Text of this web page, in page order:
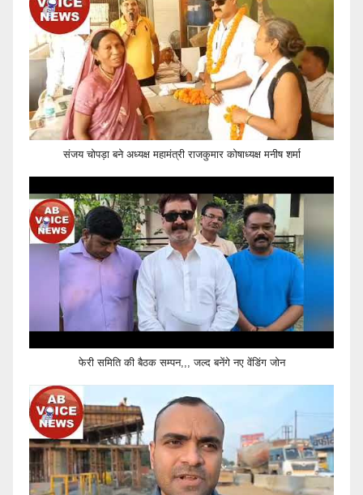
संजय चोपड़ा बने अध्यक्ष महामंत्री राजकुमार कोषाध्यक्ष मनीष शर्मा
फेरी समिति की बैठक सम्पन,,, जल्द बनेंगे नए वेंडिंग जोन